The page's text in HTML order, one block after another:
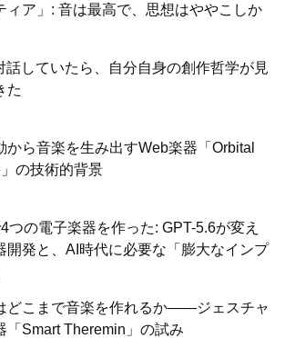
ィア」: 音は最高で、思想はややこしか
話していたら、自分自身の創作哲学が見
た
から音楽を生み出すWeb楽器「Orbital
の技術的背景
つの電子楽器を作った: GPT-5.6が変え
開発と、AI時代に必要な「膨大なインプ
どこまで音楽を作れるか——ジェスチャ
「Smart Theremin」の試み